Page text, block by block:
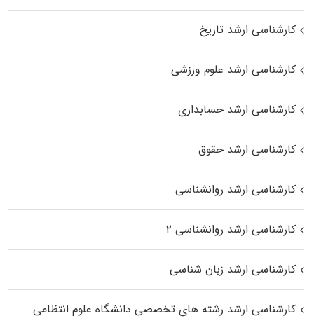
کارشناسی ارشد تاریخ
کارشناسی ارشد علوم ورزشی
کارشناسی ارشد حسابداری
کارشناسی ارشد حقوق
کارشناسی ارشد روانشناسی
کارشناسی ارشد روانشناسی ۲
کارشناسی ارشد زبان شناسی
کارشناسی ارشد رﺷﺘﻪ ﻫﺎی تخصصی داﻧﺸﮕﺎه ﻋﻠﻮم انتظامی